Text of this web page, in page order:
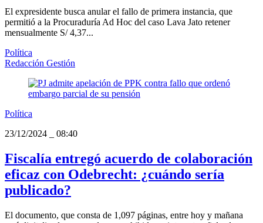
El expresidente busca anular el fallo de primera instancia, que
permitió a la Procuraduría Ad Hoc del caso Lava Jato retener
mensualmente S/ 4,37...
Política
Redacción Gestión
Política
23/12/2024
08:40
Fiscalía entregó acuerdo de colaboración
eficaz con Odebrecht: ¿cuándo sería
publicado?
El documento, que consta de 1,097 páginas, entre hoy y mañana